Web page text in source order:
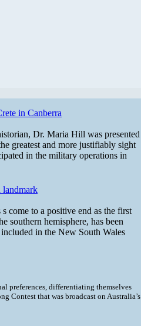
in Canberra
Dr. Maria Hill was presented
greatest and more justifiably sight
in the military operations in
landmark
come to a positive end as the first
southern hemisphere, has been
in the New South Wales
preferences, differentiating themselves
Contest that was broadcast on Australia’s